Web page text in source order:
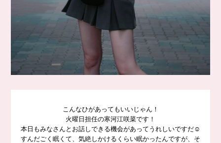
こんなひがあってもいいじゃん！
火曜日担任の寒河江咲菜です！
本日もみなさんとお話しできる機会があってうれしいですだ☺️
すんだごく眠くて、気絶しかけるくらい眠かったんですが、そ